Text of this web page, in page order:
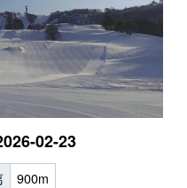
02-23
900m